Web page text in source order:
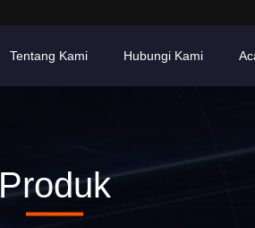
Tentang Kami Hubungi Kami
Produk